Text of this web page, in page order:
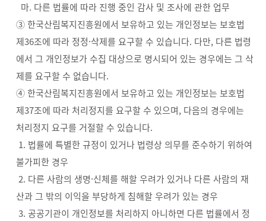
마. 다른 법률에 따라 진행 중인 감사 및 조사에 관한 업무
③ 한국산림복지진흥원에서 보유하고 있는 개인정보는 보호법
제36조에 따라 정정·삭제를 요구할 수 있습니다. 다만, 다른 법령
에서 그 개인정보가 수집 대상으로 명시되어 있는 경우에는 그 삭
제를 요구할 수 없습니다.
④ 한국산림복지진흥원에서 보유하고 있는 개인정보는 보호법
제37조에 따라 처리정지를 요구할 수 있으며, 다음의 경우에는
처리정지 요구를 거절할 수 있습니다.
1. 법률에 특별한 규정이 있거나 법령상 의무를 준수하기 위하여
불가피한 경우
2. 다른 사람의 생명·신체를 해할 우려가 있거나 다른 사람의 재
산과 그 밖의 이익을 부당하게 침해할 우려가 있는 경우
3. 공공기관이 개인정보를 처리하지 아니하면 다른 법률에서 정